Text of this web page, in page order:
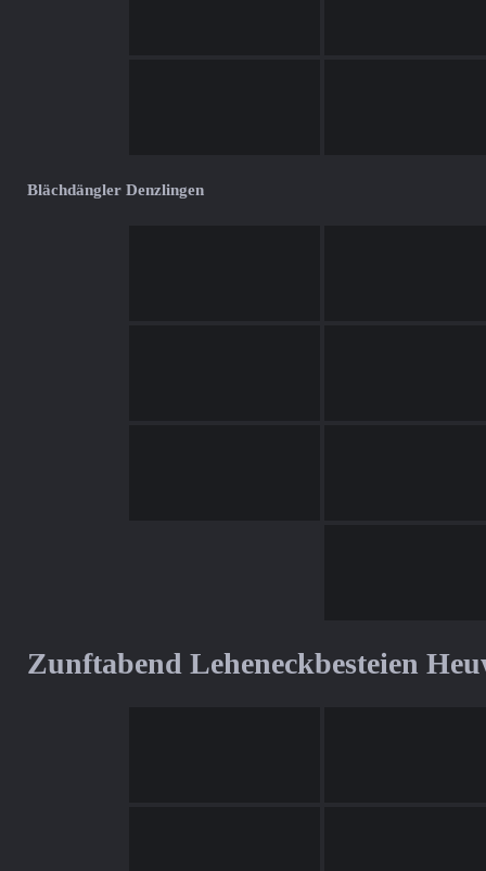
Blächdängler Denzlingen
Zunftabend Leheneckbesteien